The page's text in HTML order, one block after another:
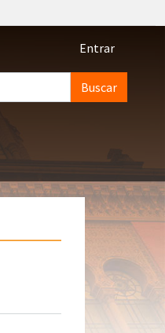
Menu
Entrar